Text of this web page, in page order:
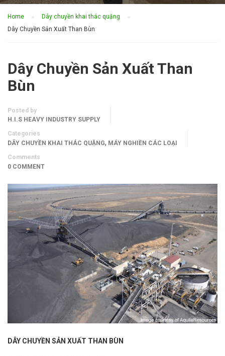
Home
Dây chuyền khai thác quặng
Dây Chuyền Sản Xuất Than Bùn
Dây Chuyền Sản Xuất Than
Bùn
Posted by
H.I.S HEAVY INDUSTRY SUPPLY
Categories
DÂY CHUYỀN KHAI THÁC QUẶNG, MÁY NGHIỀN CÁC LOẠI
Comments
0 COMMENT
DÂY CHUYỀN SẢN XUẤT THAN BÙN